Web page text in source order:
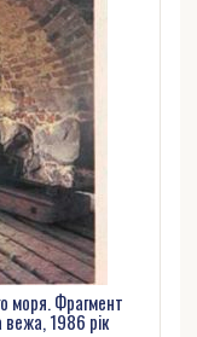
моря. Фрагмент
вежа, 1986 рік